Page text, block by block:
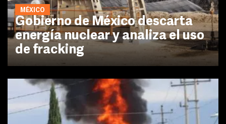
MÉXICO
Gobierno de México descarta
energía nuclear y analiza el uso
de fracking